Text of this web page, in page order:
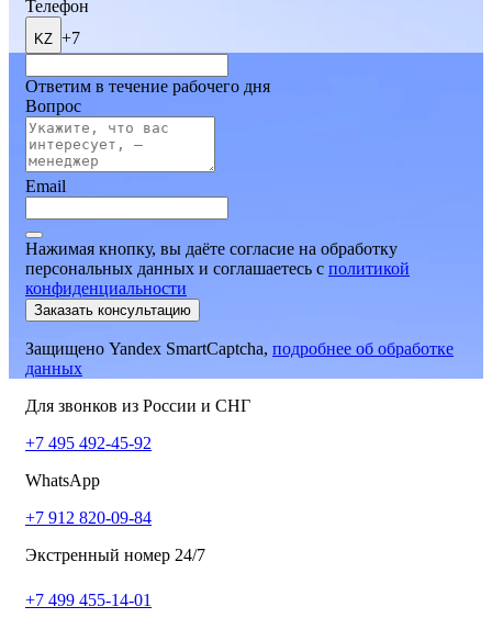
Телефон
KZ +7
Ответим в течение рабочего дня
Вопрос
Email
Нажимая кнопку, вы даёте согласие на обработку
персональных данных и соглашаетесь c политикой
конфиденциальности
Заказать консультацию
Защищено Yandex SmartCaptcha, подробнее об обработке
данных
Для звонков из России и СНГ
+7 495 492-45-92
WhatsApp
+7 912 820-09-84
Экстренный номер 24/7
+7 499 455-14-01